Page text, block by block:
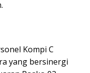
Kompi C
yang bersinergi